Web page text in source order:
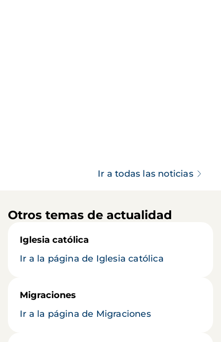
Ir a todas las noticias
Otros temas de actualidad
Iglesia católica
Ir a la página de Iglesia católica
Migraciones
Ir a la página de Migraciones